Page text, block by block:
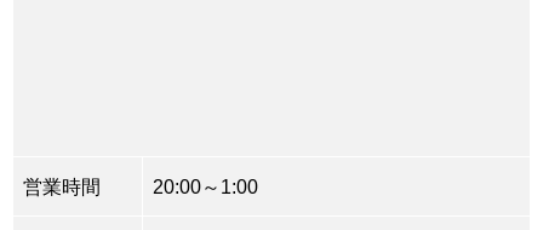
営業時間 20:00～1:00